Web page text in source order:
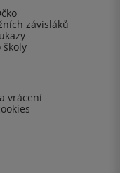
závisláků
školy
vrácení